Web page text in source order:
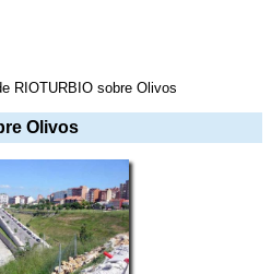
RIOTURBIO sobre Olivos
Olivos